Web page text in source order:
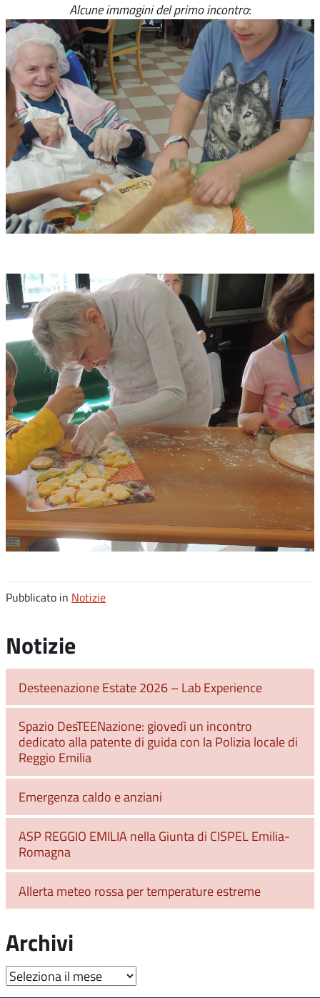
Alcune immagini del primo incontro:
Pubblicato in Notizie
Notizie
Desteenazione Estate 2026 – Lab Experience
Spazio DesTEENazione: giovedì un incontro
dedicato alla patente di guida con la Polizia locale di
Reggio Emilia
Emergenza caldo e anziani
ASP REGGIO EMILIA nella Giunta di CISPEL Emilia-
Romagna
Allerta meteo rossa per temperature estreme
Archivi
Archivi